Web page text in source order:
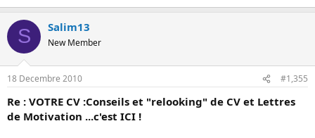
S Salim13
New Member
18 Decembre 2010 #1,355
Re : VOTRE CV :Conseils et "relooking" de CV et Lettres
de Motivation ...c'est ICI !